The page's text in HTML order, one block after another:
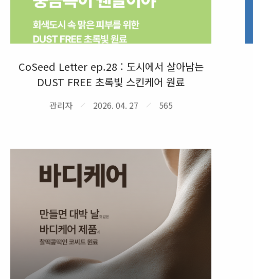
CoSeed Letter ep.28 : 도시에서 살아남는
DUST FREE 초록빛 스킨케어 원료
관리자 2026. 04. 27 565